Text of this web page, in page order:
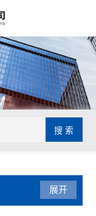
展开